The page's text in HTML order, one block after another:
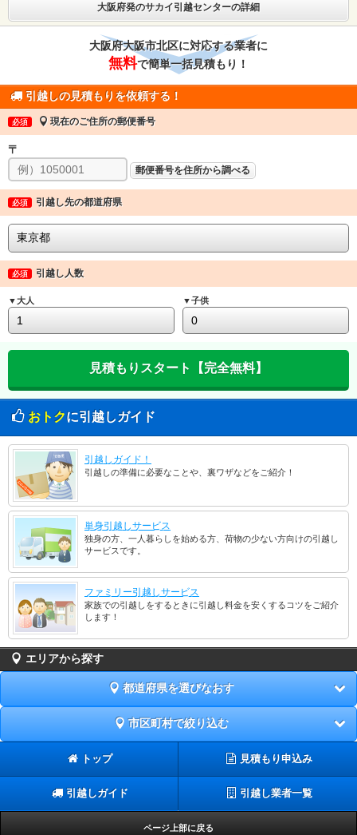
大阪府発のサカイ引越センターの詳細
大阪府大阪市北区に対応する業者に
無料で簡単一括見積もり！
引越しの見積もりを依頼する！
必須 現在のご住所の郵便番号
〒
郵便番号を住所から調べる
必須 引越し先の都道府県
必須 引越し人数
▼大人 ▼子供
おトクに引越しガイド
引越しガイド！
引越しの準備に必要なことや、裏ワザなどをご紹介！
単身引越しサービス
独身の方、一人暮らしを始める方、荷物の少ない方向けの引越し
サービスです。
ファミリー引越しサービス
家族での引越しをするときに引越し料金を安くするコツをご紹介
します！
エリアから探す
都道府県を選びなおす
市区町村で絞り込む
トップ 見積もり申込み
引越しガイド 引越し業者一覧
ページ上部に戻る